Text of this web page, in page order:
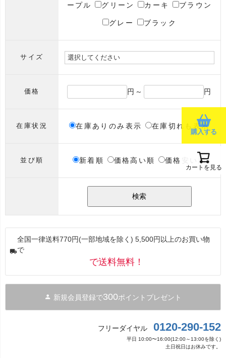
購入する
カートを見る
ープル グリーン カーキ ブラウン
グレー ブラック
サイズ
価格 円～ 円
在庫状況 在庫ありのみ表示 在庫切れも表示
並び順 新着順 価格高い順 価格安い順
検索
全国一律送料770円(一部地域を除く) 5,500円以上のお買い物
で
で送料無料！
新規会員登録で300ポイントプレゼント
フリーダイヤル 0120-290-152
平日 10:00〜16:00(12:00～13:00を除く)
土日祝日はお休みです。